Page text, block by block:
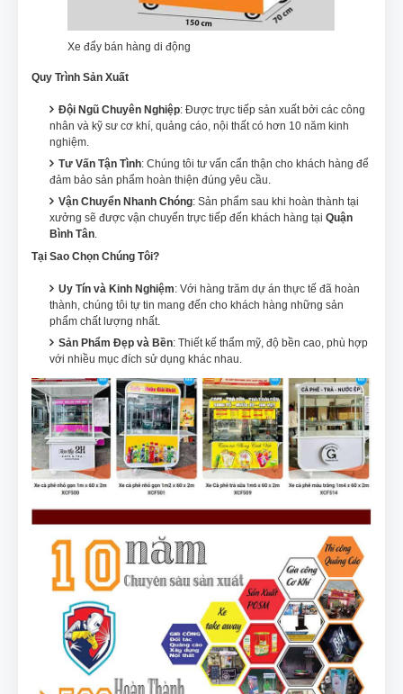
Xe đẩy bán hàng di động
Quy Trình Sản Xuất
Đội Ngũ Chuyên Nghiệp: Được trực tiếp sản xuất bởi các công
nhân và kỹ sư cơ khí, quảng cáo, nội thất có hơn 10 năm kinh
nghiệm.
Tư Vấn Tận Tình: Chúng tôi tư vấn cẩn thận cho khách hàng để
đảm bảo sản phẩm hoàn thiện đúng yêu cầu.
Vận Chuyển Nhanh Chóng: Sản phẩm sau khi hoàn thành tại
xưởng sẽ được vận chuyển trực tiếp đến khách hàng tại Quận
Bình Tân
Tại Sao Chọn Chúng Tôi?
Uy Tín và Kinh Nghiệm: Với hàng trăm dự án thực tế đã hoàn
thành, chúng tôi tự tin mang đến cho khách hàng những sản
phẩm chất lượng nhất.
Sản Phẩm Đẹp và Bền: Thiết kế thẩm mỹ, độ bền cao, phù hợp
với nhiều mục đích sử dụng khác nhau.